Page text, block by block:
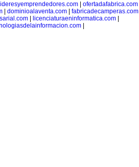
lideresyemprendedores.com ofertadafabrica.com
dominioalaventa.com fabricadecamperas.com
licenciaturaeninformatica.com
|